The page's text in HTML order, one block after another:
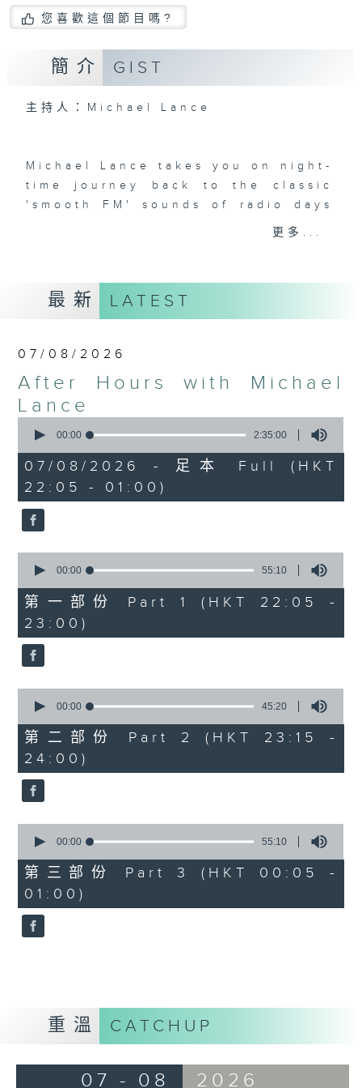
您喜歡這個節目嗎?
簡介 GIST
主持人：Michael Lance
Michael Lance takes you on night-
time journey back to the classic
'smooth FM' sounds of radio days
gone by. Join him every weekday
Michael Lance.Listen to the
soulful melodies of R&B, soft rock
ballads that defined a generation,
that keep our hearts beating in
rhythm. Rediscover your favorites
and uncover hidden gems, as
'After Hours' gives you the
perfect soundtrack to your late-
night adventures.
So, whether you’re sliding into
your comfy chair, grabbing the
wheel, or surrendering to the
magic of the night, tune in to
After Hours with Michael Lance
Weekdays 10:05pm to 1am - On Air
- Online - On Radio 3
更多...
最新 LATEST
07/08/2026
After Hours with Michael
Lance
seconds
2
hours,
35
minutes,
0
seconds
00:00 2:35:00
07/08/2026 - 足本 Full (HKT
22:05 - 01:00)
seconds
55
minutes,
10
seconds
00:00 55:10
第一部份 Part 1 (HKT 22:05 -
23:00)
seconds
45
minutes,
20
seconds
00:00 45:20
第二部份 Part 2 (HKT 23:15 -
24:00)
seconds
55
minutes,
10
seconds
00:00 55:10
第三部份 Part 3 (HKT 00:05 -
01:00)
重溫 CATCHUP
07 - 08 2026